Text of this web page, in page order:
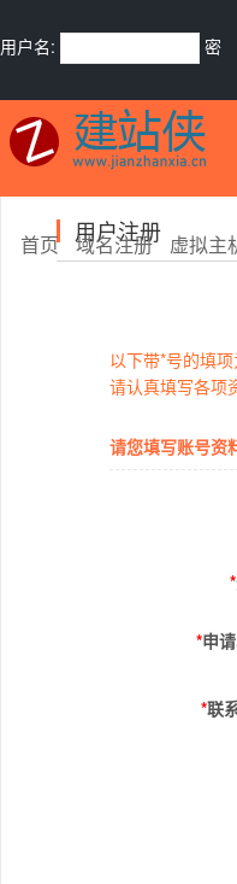
用户名: 密
首页 域名注册 虚拟主
用户注册
以下带*号的填
请认真填写各项
请您填写账号资
*
*申
*联